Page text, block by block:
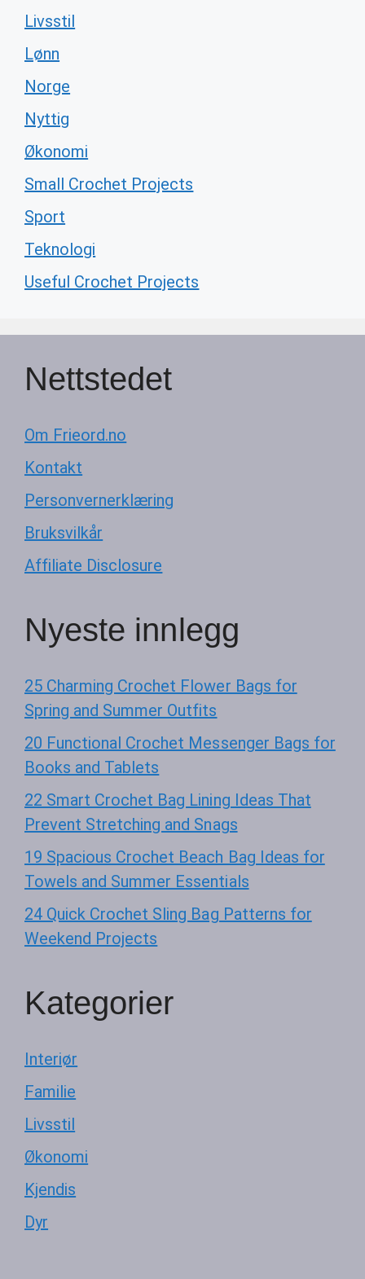
Livsstil
Lønn
Norge
Nyttig
Økonomi
Small Crochet Projects
Sport
Teknologi
Useful Crochet Projects
Nettstedet
Om Frieord.no
Kontakt
Personvernerklæring
Bruksvilkår
Affiliate Disclosure
Nyeste innlegg
25 Charming Crochet Flower Bags for
Spring and Summer Outfits
20 Functional Crochet Messenger Bags for
Books and Tablets
22 Smart Crochet Bag Lining Ideas That
Prevent Stretching and Snags
19 Spacious Crochet Beach Bag Ideas for
Towels and Summer Essentials
24 Quick Crochet Sling Bag Patterns for
Weekend Projects
Kategorier
Interiør
Familie
Livsstil
Økonomi
Kjendis
Dyr